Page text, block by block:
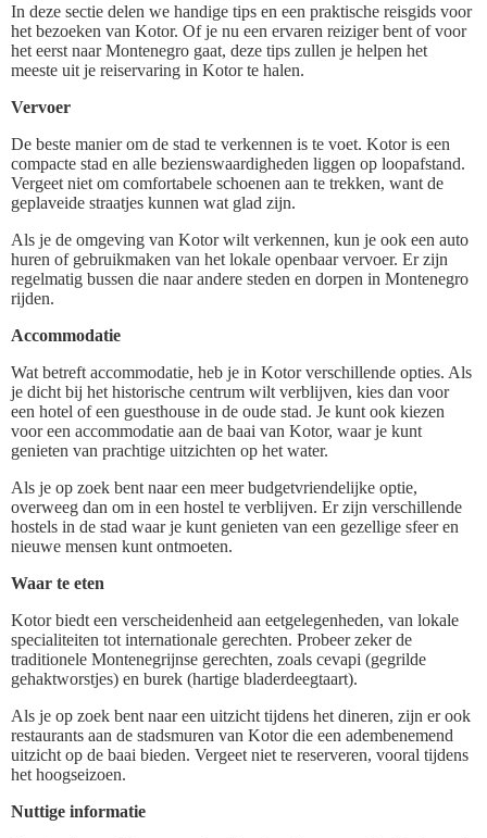
In deze sectie delen we handige tips en een praktische reisgids voor
het bezoeken van Kotor. Of je nu een ervaren reiziger bent of voor
het eerst naar Montenegro gaat, deze tips zullen je helpen het
meeste uit je reiservaring in Kotor te halen.
Vervoer
De beste manier om de stad te verkennen is te voet. Kotor is een
compacte stad en alle bezienswaardigheden liggen op loopafstand.
Vergeet niet om comfortabele schoenen aan te trekken, want de
geplaveide straatjes kunnen wat glad zijn.
Als je de omgeving van Kotor wilt verkennen, kun je ook een auto
huren of gebruikmaken van het lokale openbaar vervoer. Er zijn
regelmatig bussen die naar andere steden en dorpen in Montenegro
rijden.
Accommodatie
Wat betreft accommodatie, heb je in Kotor verschillende opties. Als
je dicht bij het historische centrum wilt verblijven, kies dan voor
een hotel of een guesthouse in de oude stad. Je kunt ook kiezen
voor een accommodatie aan de baai van Kotor, waar je kunt
genieten van prachtige uitzichten op het water.
Als je op zoek bent naar een meer budgetvriendelijke optie,
overweeg dan om in een hostel te verblijven. Er zijn verschillende
hostels in de stad waar je kunt genieten van een gezellige sfeer en
nieuwe mensen kunt ontmoeten.
Waar te eten
Kotor biedt een verscheidenheid aan eetgelegenheden, van lokale
specialiteiten tot internationale gerechten. Probeer zeker de
traditionele Montenegrijnse gerechten, zoals cevapi (gegrilde
gehaktworstjes) en burek (hartige bladerdeegtaart).
Als je op zoek bent naar een uitzicht tijdens het dineren, zijn er ook
restaurants aan de stadsmuren van Kotor die een adembenemend
uitzicht op de baai bieden. Vergeet niet te reserveren, vooral tijdens
het hoogseizoen.
Nuttige informatie